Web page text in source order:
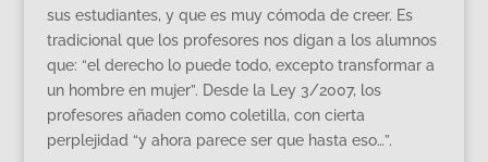
sus estudiantes, y que es muy cómoda de creer. Es
tradicional que los profesores nos digan a los alumnos
que: “el derecho lo puede todo, excepto transformar a
un hombre en mujer”. Desde la Ley 3/2007, los
profesores añaden como coletilla, con cierta
perplejidad “y ahora parece ser que hasta eso…”.